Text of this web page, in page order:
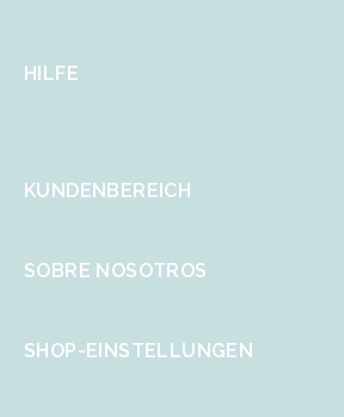
HILFE
KUNDENBEREICH
SOBRE NOSOTROS
SHOP-EINSTELLUNGEN